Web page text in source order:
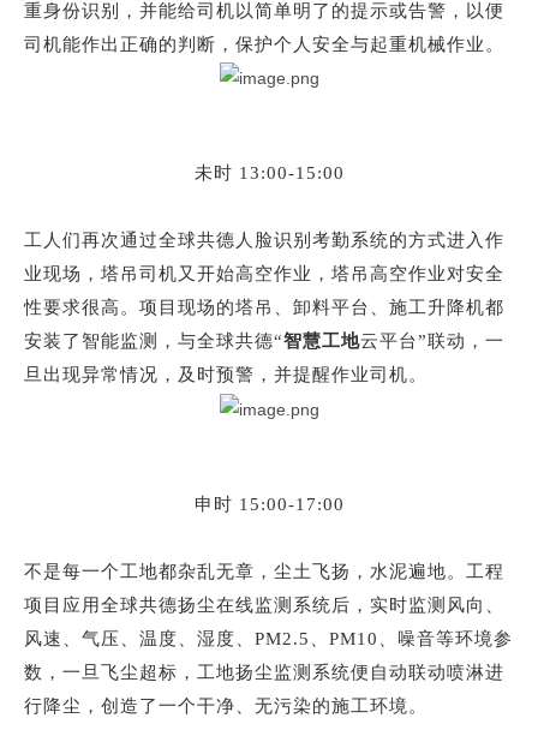
重身份识别，并能给司机以简单明了的提示或告警，以便
司机能作出正确的判断，保护个人安全与起重机械作业。
未时 13:00-15:00
工人们再次通过全球共德人脸识别考勤系统的方式进入作
业现场，塔吊司机又开始高空作业，塔吊高空作业对安全
性要求很高。项目现场的塔吊、卸料平台、施工升降机都
安装了智能监测，与全球共德“智慧工地云平台”联动，一
旦出现异常情况，及时预警，并提醒作业司机。
申时 15:00-17:00
不是每一个工地都杂乱无章，尘土飞扬，水泥遍地。工程
项目应用全球共德扬尘在线监测系统后，实时监测风向、
风速、气压、温度、湿度、 PM2.5、PM10、噪音等环境参
数，一旦飞尘超标，工地扬尘监测系统便自动联动喷淋进
行降尘，创造了一个干净、无污染的施工环境。